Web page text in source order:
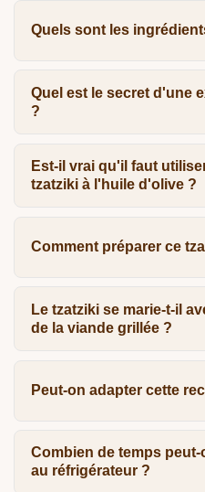
Quels sont les
Quel est le secret d'une
?
Est-il vrai qu'il faut
tzatziki à l'huile d'olive ?
Comment préparer ce
Le tzatziki se marie-t-il
de la viande grillée ?
Peut-on adapter cette
Combien de temps
au réfrigérateur ?